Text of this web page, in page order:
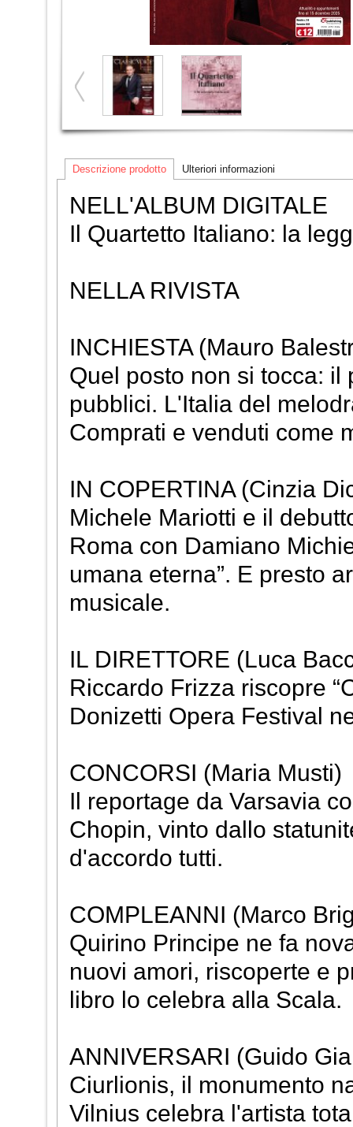
Descrizione prodotto Ulteriori informazioni
NELL'ALBUM DIGITALE
Il Quartetto Italiano: la
NELLA RIVISTA
INCHIESTA (Mauro
Quel posto non si tocca:
pubblici. L'Italia del
Comprati e venduti come
IN COPERTINA (Cinzia
Michele Mariotti e il
Roma con Damiano
umana eterna”. E presto
musicale.
IL DIRETTORE (Luca
Riccardo Frizza riscopre
Donizetti Opera Festival
CONCORSI (Maria Musti)
Il reportage da Varsavia
Chopin, vinto dallo
d'accordo tutti.
COMPLEANNI (Marco
Quirino Principe ne fa
nuovi amori, riscoperte e
libro lo celebra alla Scala.
ANNIVERSARI (Guido
Ciurlionis, il monumento
Vilnius celebra l'artista